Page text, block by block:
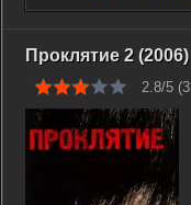
Проклятие 2 (2006)
2.8/5 (